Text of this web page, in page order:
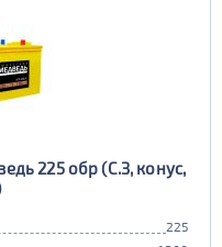
225 обр (C.3, конус,
225